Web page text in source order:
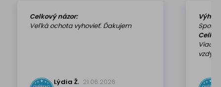
Celkový názor:
Veľká ochota vyhovieť. Ďakujem
Lýdia Ž. 21.06.2026
vzdy k